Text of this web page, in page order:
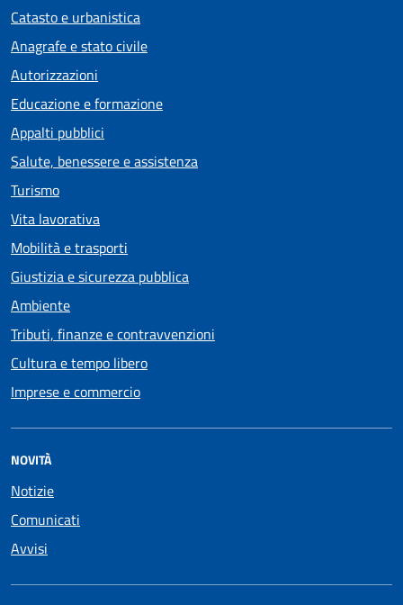
Catasto e urbanistica
Anagrafe e stato civile
Autorizzazioni
Educazione e formazione
Appalti pubblici
Salute, benessere e assistenza
Turismo
Vita lavorativa
Mobilità e trasporti
Giustizia e sicurezza pubblica
Ambiente
Tributi, finanze e contravvenzioni
Cultura e tempo libero
Imprese e commercio
NOVITÀ
Notizie
Comunicati
Avvisi